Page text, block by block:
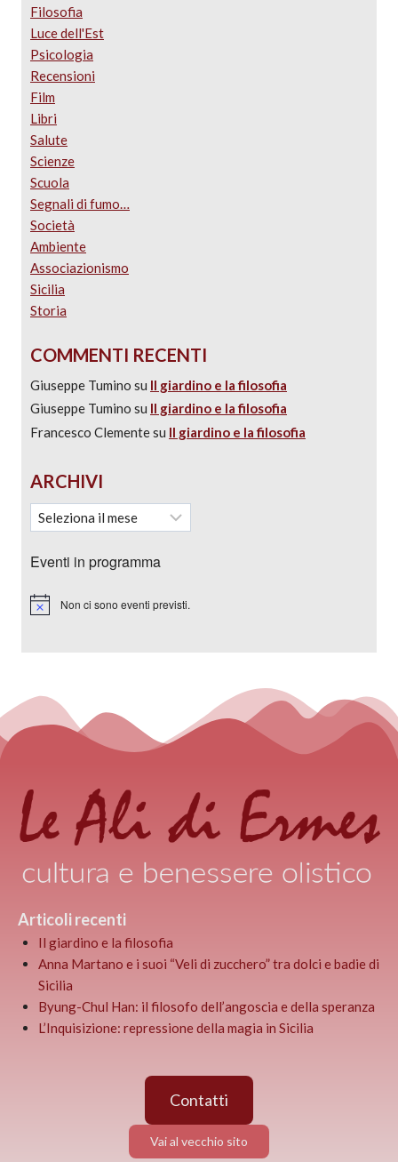
Filosofia
Luce dell'Est
Psicologia
Recensioni
Film
Libri
Salute
Scienze
Scuola
Segnali di fumo…
Società
Ambiente
Associazionismo
Sicilia
Storia
COMMENTI RECENTI
Giuseppe Tumino su Il giardino e la filosofia
Giuseppe Tumino su Il giardino e la filosofia
Francesco Clementesu Il giardino e la filosofia
ARCHIVI
Eventi in programma
Notice Non ci sono eventi previsti.
Articoli recenti
Il giardino e la filosofia
Anna Martano e i suoi “Veli di zucchero” tra dolci e badie di
Sicilia
Byung-Chul Han: il filosofo dell’angoscia e della speranza
L’Inquisizione: repressione della magia in Sicilia
Contatti
Vai al vecchio sito